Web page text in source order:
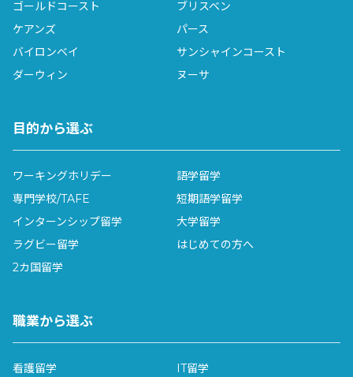
ゴールドコースト
ブリスベン
ケアンズ
パース
バイロンベイ
サンシャインコースト
ダーウィン
ヌーサ
目的から選ぶ
ワーキングホリデー
語学留学
専門学校/TAFE
短期語学留学
インターンシップ留学
大学留学
ラグビー留学
はじめての方へ
2カ国留学
職業から選ぶ
看護留学
IT留学